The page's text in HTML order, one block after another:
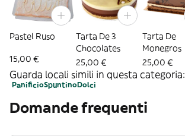
Pastel Ruso
15,00 €
Tarta De 3
Chocolates
25,00 €
Tarta De
Monegros
25,00 €
Guarda locali simili in questa categoria:
PanificioSpuntinoDolci
Domande frequenti